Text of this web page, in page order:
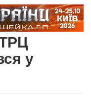
у